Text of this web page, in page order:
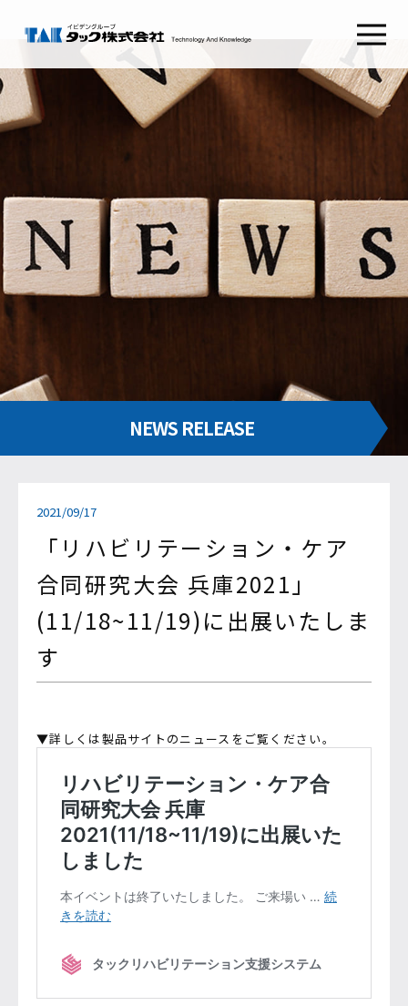
タックSecurePlatform
ABOUT TAK
わたしたちの想い
経営理念
沿革
CSRとSDGs
イビデンウェイ
グループ会社
お役立ち情報
採用情報
RECRUIT
お問い合わせ
NEWS RELEASE
2021/09/17
「リハビリテーション・ケア
合同研究大会 兵庫2021」
(11/18~11/19)に出展いたしま
す
▼詳しくは製品サイトのニュースをご覧ください。